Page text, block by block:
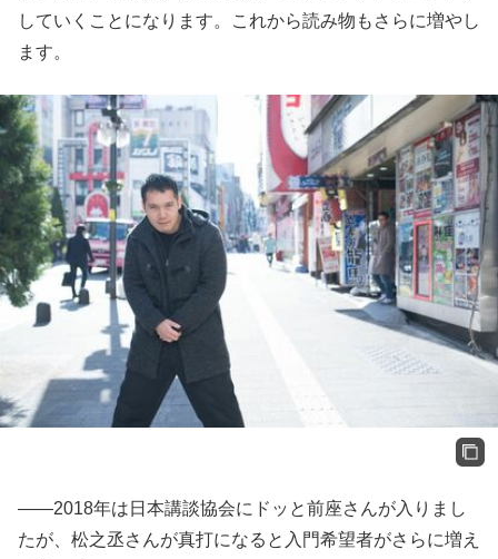
していくことになります。これから読み物もさらに増やし
ます。
――2018年は日本講談協会にドッと前座さんが入りまし
たが、松之丞さんが真打になると入門希望者がさらに増え